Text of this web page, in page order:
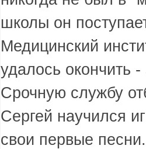
школы он
Медицинский
удалось окончить
Срочную службу
Сергей научился
свои первые